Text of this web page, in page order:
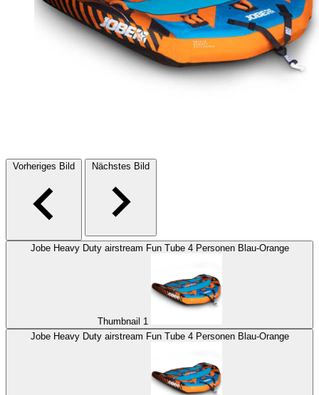
Vorheriges Bild Nächstes Bild
Jobe Heavy Duty airstream Fun Tube 4 Personen Blau-Orange
Thumbnail 1
Jobe Heavy Duty airstream Fun Tube 4 Personen Blau-Orange